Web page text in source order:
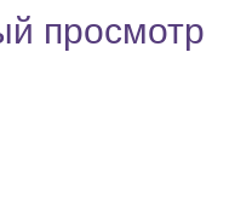
просмотр